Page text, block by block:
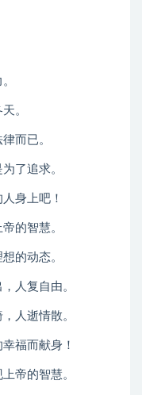
。
而已。
了追求。
身上吧！
的智慧。
的动态。
人复自由。
人逝情散。
福而献身！
帝的智慧。